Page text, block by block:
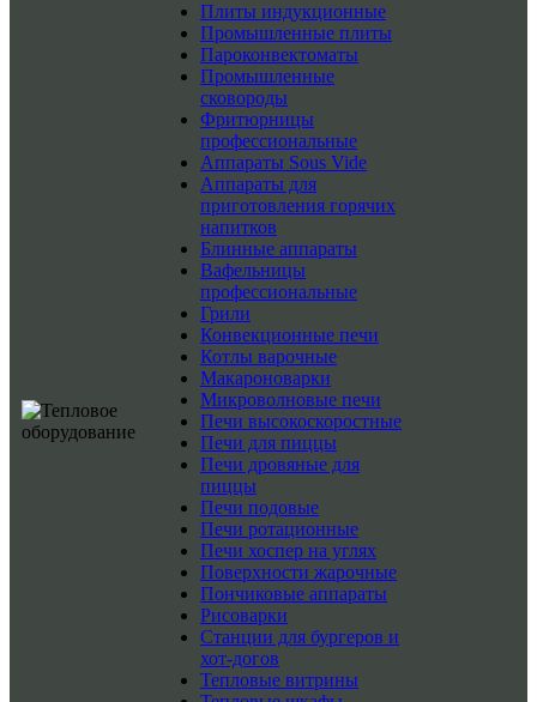
Плиты индукционные
Промышленные плиты
Пароконвектоматы
Промышленные
сковороды
Фритюрницы
профессиональные
Аппараты Sous Vide
Аппараты для
приготовления горячих
напитков
Блинные аппараты
Вафельницы
профессиональные
Грили
Конвекционные печи
Котлы варочные
Макароноварки
Микроволновые печи
Печи высокоскоростные
Печи для пиццы
Печи дровяные для
пиццы
Печи подовые
Печи ротационные
Печи хоспер на углях
Поверхности жарочные
Пончиковые аппараты
Рисоварки
Станции для бургеров и
хот-догов
Тепловые витрины